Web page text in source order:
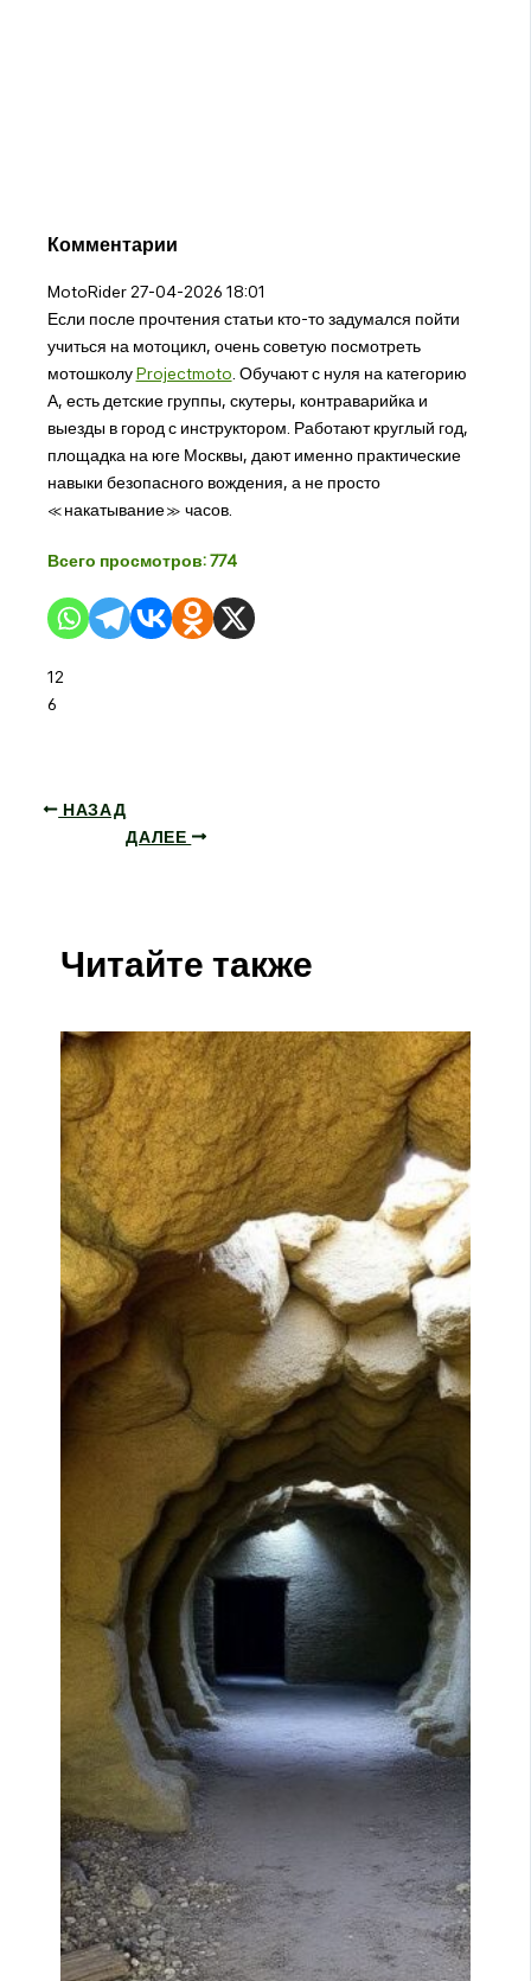
Комментарии
MotoRider 27-04-2026 18:01
Если после прочтения статьи кто-то задумался пойти
учиться на мотоцикл, очень советую посмотреть
мотошколуProjectmoto . Обучают с нуля на категорию
А, есть детские группы, скутеры, контраварийка и
выезды в город с инструктором. Работают круглый год,
площадка на юге Москвы, дают именно практические
навыки безопасного вождения, а не просто
«накатывание» часов.
Всего просмотров: 774
12
6
НАЗАД
ДАЛЕЕ
Читайте также